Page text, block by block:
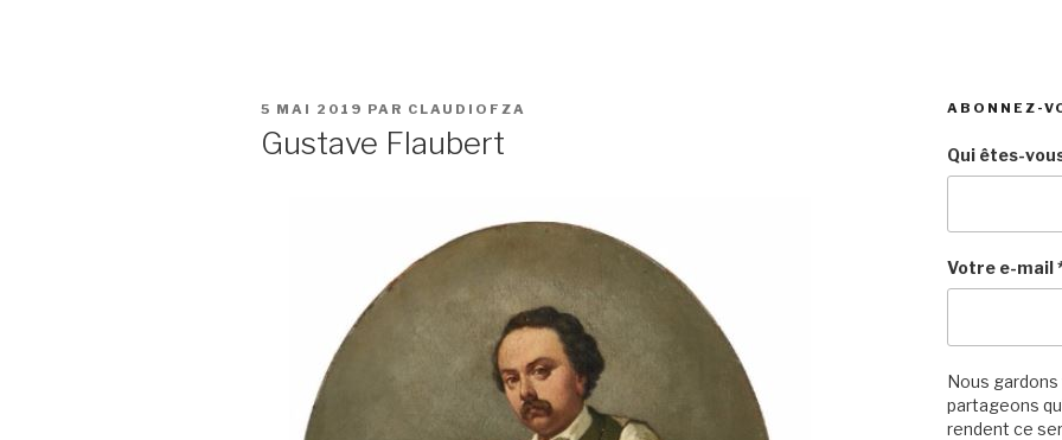
PUBLIÉ
5 MAI 2019 PAR CLAUDIOFZA
Gustave Flaubert
ABONNEZ-
Qui êtes-
Votre e-mail
Nous
partageons
rendent ce